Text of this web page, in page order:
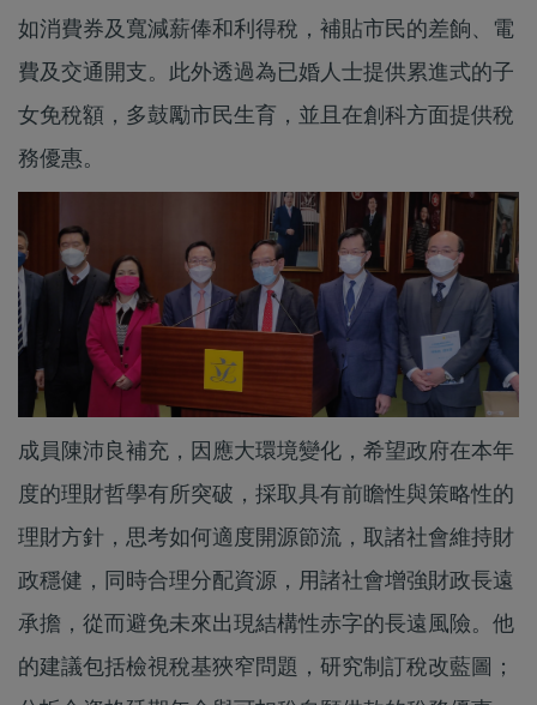
如消費券及寬減薪俸和利得稅，補貼市民的差餉、電
費及交通開支。此外透過為已婚人士提供累進式的子
女免稅額，多鼓勵市民生育，並且在創科方面提供稅
務優惠。
成員陳沛良補充，因應大環境變化，希望政府在本年
度的理財哲學有所突破，採取具有前瞻性與策略性的
理財方針，思考如何適度開源節流，取諸社會維持財
政穩健，同時合理分配資源，用諸社會增強財政長遠
承擔，從而避免未來出現結構性赤字的長遠風險。他
的建議包括檢視稅基狹窄問題，研究制訂稅改藍圖；